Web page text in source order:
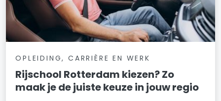
OPLEIDING, CARRIÈRE EN WERK
Rijschool Rotterdam kiezen? Zo
maak je de juiste keuze in jouw regio